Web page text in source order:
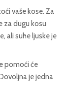
vaše kose. Za
za dugu kosu
ali suhe ljuske je
pomoći će
je jedna